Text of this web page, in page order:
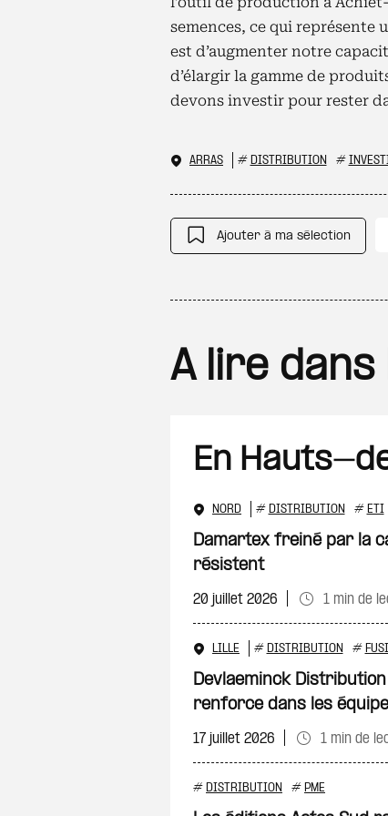
semences, ce qui représente
est d’augmenter notre
d’élargir la gamme de
devons investir pour rester
ARRAS # DISTRIBUTION #
Ajouter à ma sélection
A lire
En Hauts-
NORD # DISTRIBUTION # ETI
Damartex freiné par la
résistent
20 juillet 2026 1 min de
LILLE # DISTRIBUTION #
Devlaeminck
renforce dans les
17 juillet 2026 1 min de
# DISTRIBUTION # PME